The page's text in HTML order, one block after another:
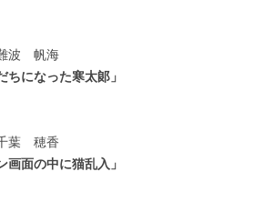
波 帆海
ちになった寒太郞」
葉 穂香
画面の中に猫乱入」